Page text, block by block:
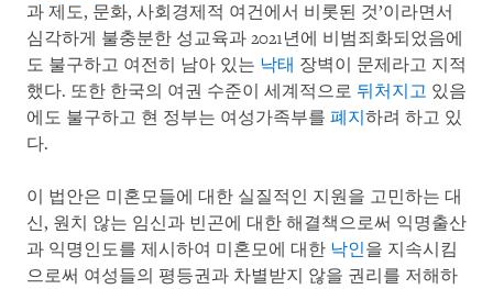
과 제도, 문화, 사회경제적 여건에서 비롯된 것’이라면서
심각하게 불충분한 성교육과 2021년에 비범죄화되었음에
도 불구하고 여전히 남아 있는 낙태 장벽이 문제라고 지적
했다. 또한 한국의 여권 수준이 세계적으로 뒤처지고 있음
에도 불구하고 현 정부는 여성가족부를 폐지 하려 하고 있
다.
이 법안은 미혼모들에 대한 실질적인 지원을 고민하는 대
신, 원치 않는 임신과 빈곤에 대한 해결책으로써 익명출산
과 익명인도를 제시하여 미혼모에 대한 낙인을 지속시킴
으로써 여성들의 평등권과 차별받지 않을 권리를 저해하